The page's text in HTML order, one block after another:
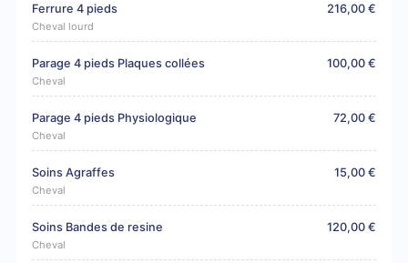
Ferrure 4 pieds
Cheval lourd
216,00 €
Parage 4 pieds Plaques collées
Cheval
100,00 €
Parage 4 pieds Physiologique
Cheval
72,00 €
Soins Agraffes
Cheval
15,00 €
Soins Bandes de resine
Cheval
120,00 €